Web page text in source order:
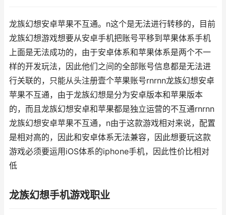
龙族幻想安卓苹果不互通。n这个是无法进行转移的，目前
龙族幻想游戏想要从安卓手机把账号平移到苹果体系手机
上面是无法成功的，由于安卓体系和苹果体系是两个不一
样的开发玩法，因此他们之间的全部账号信息都是无法进
行关联的，只能从头注册壹个苹果账号rnrnn龙族幻想安卓
苹果不互通，由于龙族幻想是分为安卓版本和苹果版本
的，而且龙族幻想安卓和苹果都是独立运营的不互通rnrnn
龙族幻想安卓苹果不互通，n由于这款游戏相对来说，配置
是相对高的，因此和安卓体系无法兼容，因此想要玩这款
游戏必须要运用iOS体系的iphone手机，因此性价比相对
低
龙族幻想手机游戏职业